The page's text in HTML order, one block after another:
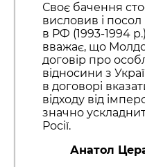
Своє бачення
висловив і
в РФ (1993-1994
вважає, що
договір про
відносини з
в договорі
відходу від
значно
Росії.
Анатол